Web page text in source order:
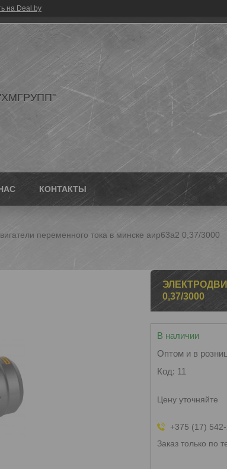
на Deal.by
КОНТАКТЫ
переменного тока в минске аир63а2 0,37/3000
0,37/3000
В наличии
Оптом и в
Код: 11
Цену уточняйте
+375 (17)
Заказ только по